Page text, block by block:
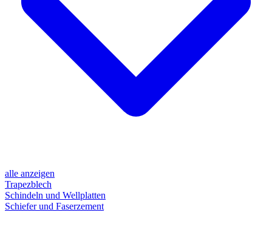
alle anzeigen
Trapezblech
Schindeln und Wellplatten
Schiefer und Faserzement